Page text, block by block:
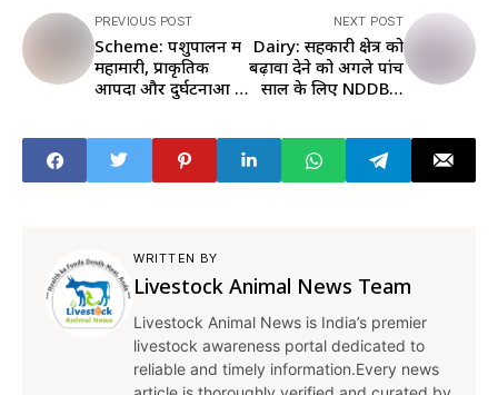
PREVIOUS POST
Scheme: पशुपालन में
महामारी, प्राकृतिक
आपदा और दुर्घटनाओं से
NEXT POST
Dairy: सहकारी क्षेत्र को
बढ़ावा देने को अगले पांच
साल के लिए NDDB ने
WRITTEN BY
Livestock Animal News Team
Livestock Animal News is India’s premier
livestock awareness portal dedicated to
reliable and timely information.Every news